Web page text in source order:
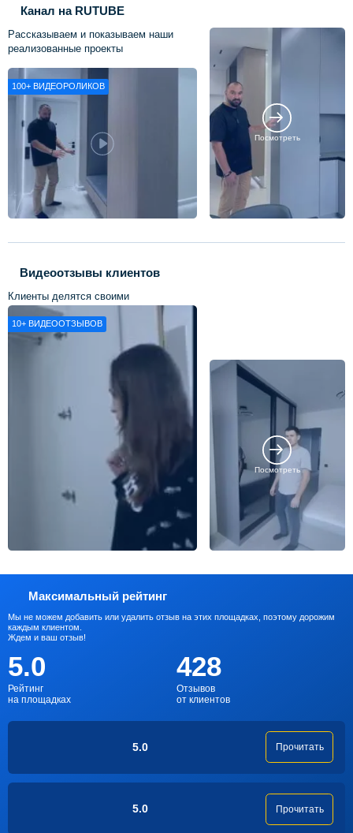
Канал на RUTUBE
Рассказываем и показываем наши
реализованные проекты
100+ ВИДЕОРОЛИКОВ
Посмотреть
Видеоотзывы клиентов
Клиенты делятся своими
впечатлениями о нашей работе
10+ ВИДЕООТЗЫВОВ
Посмотреть
Максимальный рейтинг
Мы не можем добавить или удалить отзыв на этих площадках, поэтому дорожим
каждым клиентом.
Ждем и ваш отзыв!
5.0
Рейтинг
на площадках
428
Отзывов
от клиентов
5.0 Прочитать
5.0 Прочитать